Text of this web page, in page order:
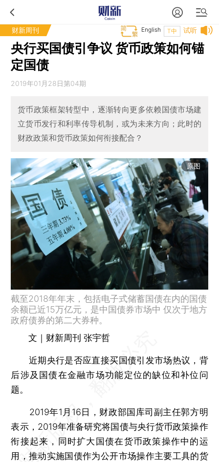
财新周刊 试听
T中
English
央行买国债引争议 货币政策如何锚
定国债
2019年01月28日第04期
货币政策框架转型中，逐渐转向更多依赖国债市场建
立货币发行和利率传导机制，或为未来方向；此时的
财政政策和货币政策如何衔接配合？
原图
截至2018年年末，包括电子式储蓄国债在内的国债
余额已近15万亿元，是中国债券市场中 仅次于地方
政府债券的第二大券种。
文｜财新周刊 张宇哲
近期央行是否应直接买国债引发市场热议，背
后涉及国债在金融市场功能定位的缺位和补位问
题。
2019年1月16日，财政部国库司副主任郭方明
表示，2019年准备研究将国债与央行货币政策操作
衔接起来，同时扩大国债在货币政策操作中的运
用，推动实施国债作为公开市场操作主要工具的货